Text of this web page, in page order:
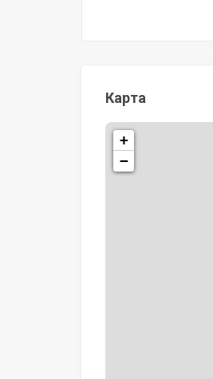
Карта
+
−